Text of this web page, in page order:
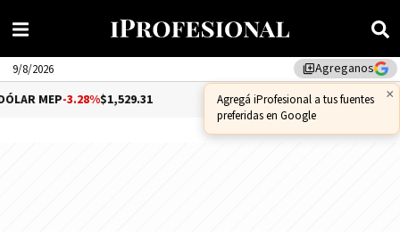
library_addAgreganos
×
Agregá iProfesional a tus fuentes
preferidas en Google
9/8/2026
MEP-3.28%$1,529.31 DÓLAR CCL-1.25%$1,556.14